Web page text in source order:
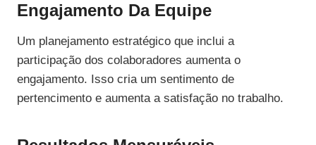
Engajamento Da Equipe
Um planejamento estratégico que inclui a
participação dos colaboradores aumenta o
engajamento. Isso cria um sentimento de
pertencimento e aumenta a satisfação no trabalho.